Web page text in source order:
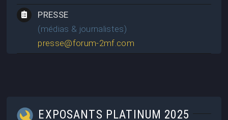
PRESSE
(médias & journalistes)
presse@forum-2mf.com
EXPOSANTS PLATINUM 2025